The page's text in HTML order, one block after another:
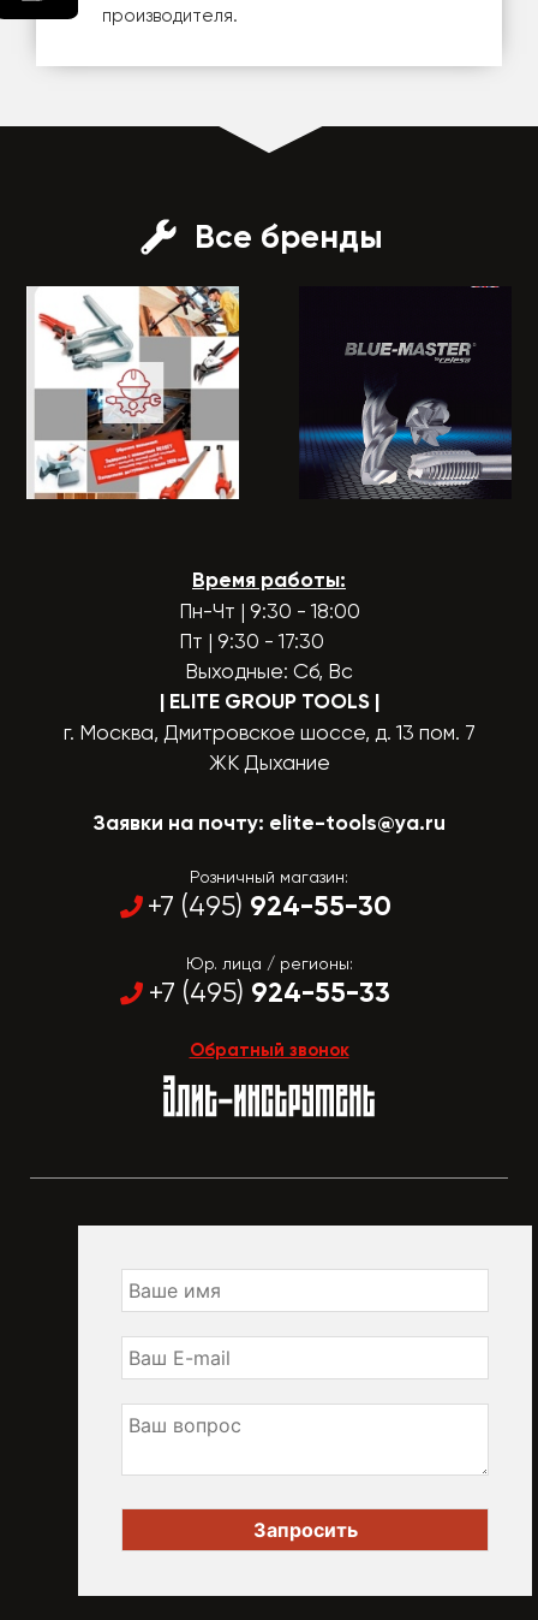
производителя.
Все бренды
Время работы:
Пн-Чт | 9:30 - 18:00
Пт | 9:30 - 17:30
Выходные: Сб, Вс
| ELITE GROUP TOOLS |
г. Москва, Дмитровское шоссе, д. 13 пом. 7
ЖК Дыхание
Заявки на почту: elite-tools@ya.ru
Розничный магазин:
+7 (495) 924-55-30
Юр. лица / регионы:
+7 (495) 924-55-33
Обратный звонок